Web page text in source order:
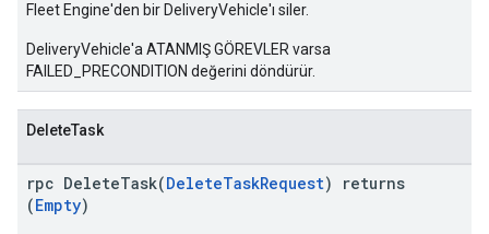
Fleet Engine'den bir DeliveryVehicle'ı siler.
DeliveryVehicle'a ATANMIŞ GÖREVLER varsa
FAILED_PRECONDITION değerini döndürür.
DeleteTask
rpc DeleteTask(DeleteTaskRequest) returns
(Empty)